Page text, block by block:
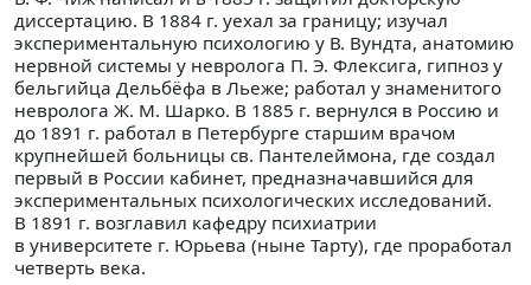
диссертацию. В 1884 г. уехал за границу; изучал
экспериментальную психологию у В. Вундта, анатомию
нервной системы у невролога П. Э. Флексига, гипноз у
бельгийца Дельбёфа в Льеже; работал у знаменитого
невролога Ж. М. Шарко. В 1885 г. вернулся в Россию и
до 1891 г. работал в Петербурге старшим врачом
крупнейшей больницы св. Пантелеймона, где создал
первый в России кабинет, предназначавшийся для
экспериментальных психологических исследований.
В 1891 г. возглавил кафедру психиатрии
в университете г. Юрьева (ныне Тарту), где проработал
четверть века.